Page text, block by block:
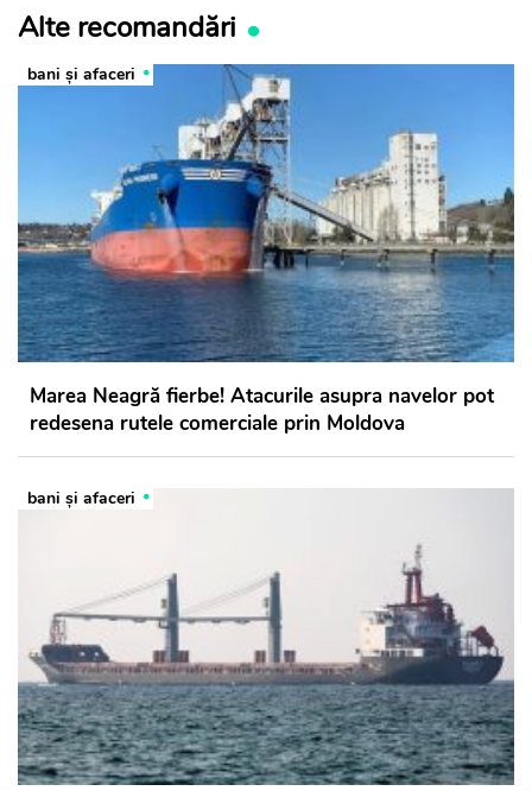
Alte recomandări
bani și afaceri
Marea Neagră fierbe! Atacurile asupra navelor pot
redesena rutele comerciale prin Moldova
bani și afaceri